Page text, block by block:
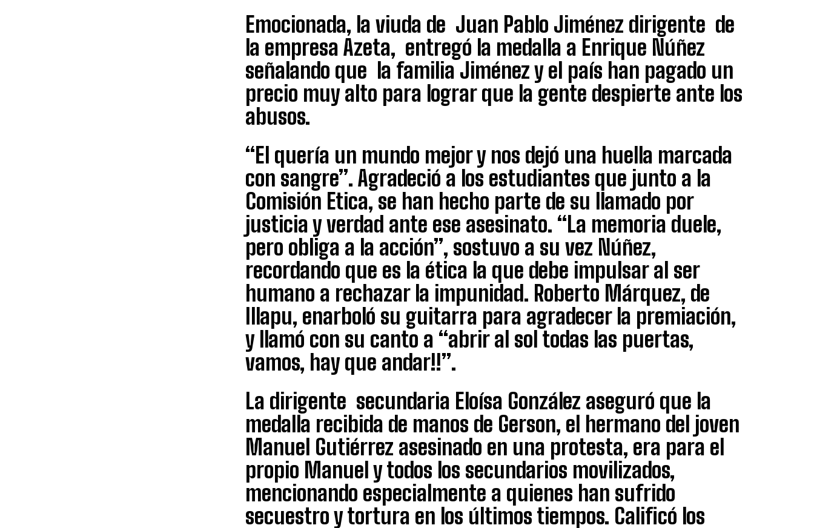
Emocionada, la viuda de Juan Pablo Jiménez dirigente de
la empresa Azeta, entregó la medalla a Enrique Núñez
señalando que la familia Jiménez y el país han pagado un
precio muy alto para lograr que la gente despierte ante los
abusos.
“El quería un mundo mejor y nos dejó una huella marcada
con sangre”. Agradeció a los estudiantes que junto a la
Comisión Etica, se han hecho parte de su llamado por
justicia y verdad ante ese asesinato. “La memoria duele,
pero obliga a la acción”, sostuvo a su vez Núñez,
recordando que es la ética la que debe impulsar al ser
humano a rechazar la impunidad. Roberto Márquez, de
Illapu, enarboló su guitarra para agradecer la premiación,
y llamó con su canto a “abrir al sol todas las puertas,
vamos, hay que andar!!”.
La dirigente secundaria Eloísa González aseguró que la
medalla recibida de manos de Gerson, el hermano del joven
Manuel Gutiérrez asesinado en una protesta, era para el
propio Manuel y todos los secundarios movilizados,
mencionando especialmente a quienes han sufrido
secuestro y tortura en los últimos tiempos. Calificó los